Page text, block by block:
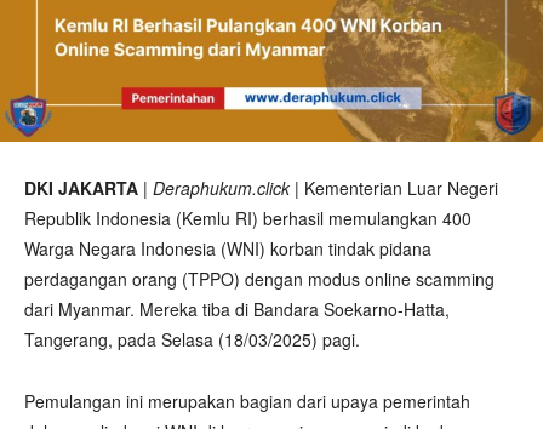
DKI JAKARTA | Deraphukum.click | Kementerian Luar Negeri
Republik Indonesia (Kemlu RI) berhasil memulangkan 400
Warga Negara Indonesia (WNI) korban tindak pidana
perdagangan orang (TPPO) dengan modus online scamming
dari Myanmar. Mereka tiba di Bandara Soekarno-Hatta,
Tangerang, pada Selasa (18/03/2025) pagi.
Pemulangan ini merupakan bagian dari upaya pemerintah